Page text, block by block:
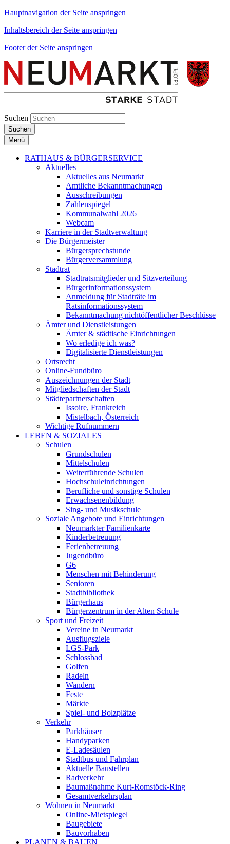
Hauptnavigation der Seite anspringen
Inhaltsbereich der Seite anspringen
Footer der Seite anspringen
Suchen
Suchen
Menü
RATHAUS & BÜRGERSERVICE
Aktuelles
Aktuelles aus Neumarkt
Amtliche Bekanntmachungen
Ausschreibungen
Zahlenspiegel
Kommunalwahl 2026
Webcam
Karriere in der Stadtverwaltung
Die Bürgermeister
Bürgersprechstunde
Bürgerversammlung
Stadtrat
Stadtratsmitglieder und Sitzverteilung
Bürgerinformationssystem
Anmeldung für Stadträte im
Ratsinformationssystem
Bekanntmachung nichtöffentlicher Beschlüsse
Ämter und Dienstleistungen
Ämter & städtische Einrichtungen
Wo erledige ich was?
Digitalisierte Dienstleistungen
Ortsrecht
Online-Fundbüro
Auszeichnungen der Stadt
Mitgliedschaften der Stadt
Städtepartnerschaften
Issoire, Frankreich
Mistelbach, Österreich
Wichtige Rufnummern
LEBEN & SOZIALES
Schulen
Grundschulen
Mittelschulen
Weiterführende Schulen
Hochschuleinrichtungen
Berufliche und sonstige Schulen
Erwachsenenbildung
Sing- und Musikschule
Soziale Angebote und Einrichtungen
Neumarkter Familienkarte
Kinderbetreuung
Ferienbetreuung
Jugendbüro
G6
Menschen mit Behinderung
Senioren
Stadtbibliothek
Bürgerhaus
Bürgerzentrum in der Alten Schule
Sport und Freizeit
Vereine in Neumarkt
Ausflugsziele
LGS-Park
Schlossbad
Golfen
Radeln
Wandern
Feste
Märkte
Spiel- und Bolzplätze
Verkehr
Parkhäuser
Handyparken
E-Ladesäulen
Stadtbus und Fahrplan
Aktuelle Baustellen
Radverkehr
Baumaßnahme Kurt-Romstöck-Ring
Gesamtverkehrsplan
Wohnen in Neumarkt
Online-Mietspiegel
Baugebiete
Bauvorhaben
PLANEN & BAUEN